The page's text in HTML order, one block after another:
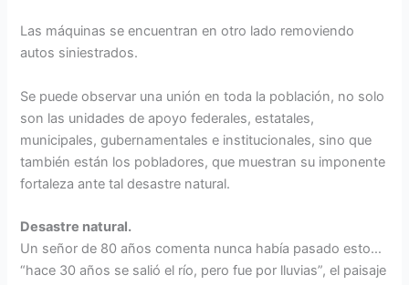
Las máquinas se encuentran en otro lado removiendo
autos siniestrados.
Se puede observar una unión en toda la población, no solo
son las unidades de apoyo federales, estatales,
municipales, gubernamentales e institucionales, sino que
también están los pobladores, que muestran su imponente
fortaleza ante tal desastre natural.
Desastre natural.
Un señor de 80 años comenta nunca había pasado esto…
“hace 30 años se salió el río, pero fue por lluvias”, el paisaje